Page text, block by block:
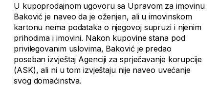
U kupoprodajnom ugovoru sa Upravom za imovinu
Baković je naveo da je oženjen, ali u imovinskom
kartonu nema podataka o njegovoj supruzi i njenim
prihodima i imovini. Nakon kupovine stana pod
privilegovanim uslovima, Baković je predao
poseban izvještaj Agenciji za sprječavanje korupcije
(ASK), ali ni u tom izvještaju nije naveo uvećanje
svog domaćinstva.